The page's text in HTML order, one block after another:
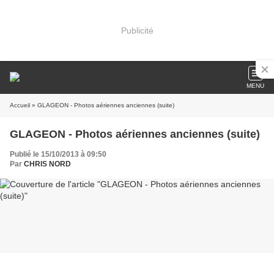
Publicité
MENU
Accueil » GLAGEON - Photos aériennes anciennes (suite)
GLAGEON - Photos aériennes anciennes (suite)
Publié le 15/10/2013 à 09:50
Par CHRIS NORD